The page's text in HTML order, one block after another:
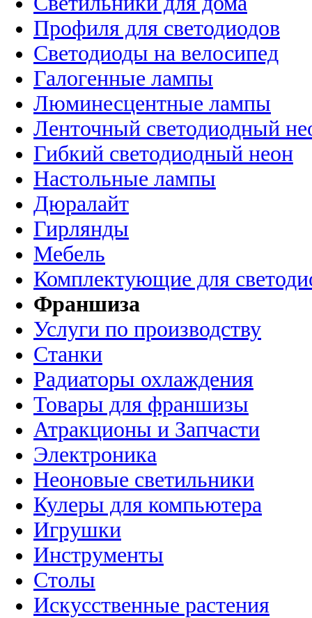
Профиля для светодиодов
Светодиоды на велосипед
Галогенные лампы
Люминесцентные лампы
Ленточный светодиодный
Гибкий светодиодный неон
Настольные лампы
Дюралайт
Гирлянды
Мебель
Комплектующие для
Франшиза
Услуги по производству
Станки
Радиаторы охлаждения
Товары для франшизы
Атракционы и Запчасти
Электроника
Неоновые светильники
Кулеры для компьютера
Игрушки
Инструменты
Столы
Искусственные растения